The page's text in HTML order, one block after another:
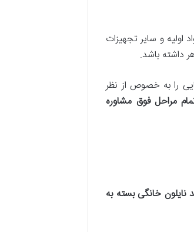
اولیه و سایر تجهیزات
داشته باشد.
را به خصوص از نظر
مراحل فوق مشاوره
نایلون خانگی بسته به